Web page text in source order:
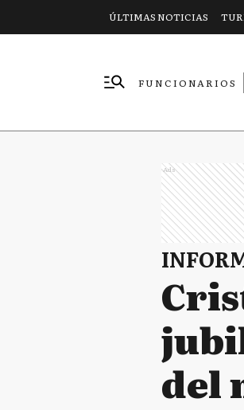
ÚLTIMAS NOTICIAS
FUNCIONARIOS
Ads
del